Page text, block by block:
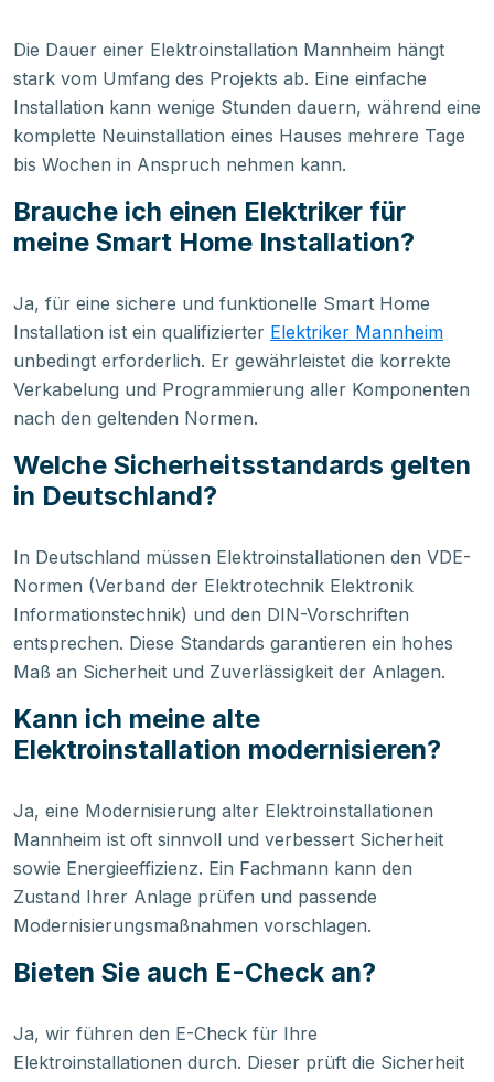
Die Dauer einer Elektroinstallation Mannheim hängt
stark vom Umfang des Projekts ab. Eine einfache
Installation kann wenige Stunden dauern, während eine
komplette Neuinstallation eines Hauses mehrere Tage
bis Wochen in Anspruch nehmen kann.
Brauche ich einen Elektriker für
meine Smart Home Installation?
Ja, für eine sichere und funktionelle Smart Home
Installation ist ein qualifizierter Elektriker Mannheim
unbedingt erforderlich. Er gewährleistet die korrekte
Verkabelung und Programmierung aller Komponenten
nach den geltenden Normen.
Welche Sicherheitsstandards gelten
in Deutschland?
In Deutschland müssen Elektroinstallationen den VDE-
Normen (Verband der Elektrotechnik Elektronik
Informationstechnik) und den DIN-Vorschriften
entsprechen. Diese Standards garantieren ein hohes
Maß an Sicherheit und Zuverlässigkeit der Anlagen.
Kann ich meine alte
Elektroinstallation modernisieren?
Ja, eine Modernisierung alter Elektroinstallationen
Mannheim ist oft sinnvoll und verbessert Sicherheit
sowie Energieeffizienz. Ein Fachmann kann den
Zustand Ihrer Anlage prüfen und passende
Modernisierungsmaßnahmen vorschlagen.
Bieten Sie auch E-Check an?
Ja, wir führen den E-Check für Ihre
Elektroinstallationen durch. Dieser prüft die Sicherheit